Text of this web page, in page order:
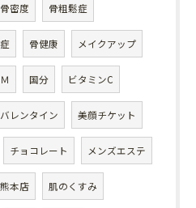
骨密度 骨粗鬆症
骨健康 メイクアップ
国分 ビタミンC
バレンタイン 美顔チケット
チョコレート メンズエステ
本店 肌のくすみ